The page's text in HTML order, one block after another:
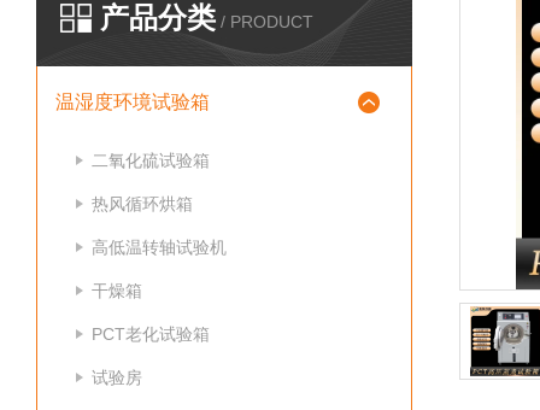
产品分类 / PRODUCT
温湿度环境试验箱
二氧化硫试验箱
热风循环烘箱
高低温转轴试验机
干燥箱
PCT老化试验箱
试验房